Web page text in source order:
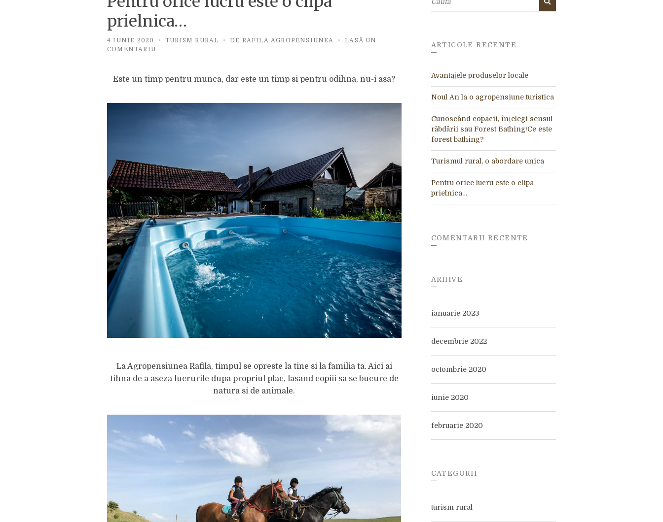
prielnica…
4 IUNIE 2020 TURISM RURAL DE RAFILA AGROPENSIUNEA
LASĂ UN
COMENTARIU
ESTE
CLIPA
Este un timp pentru munca, dar este un timp si pentru odihna, nu-i asa?
La Agropensiunea Rafila, timpul se opreste la tine si la familia ta. Aici ai
tihna de a aseza lucrurile dupa propriul plac, lasand copiii sa se bucure de
natura si de animale.
ARTICOLE RECENTE
Avantajele produselor locale
Noul An la o agropensiune turistica
Cunoscând copacii, înțelegi sensul
răbdării sau Forest Bathing/Ce este
forest bathing?
Turismul rural, o abordare unica
Pentru orice lucru este o clipa
prielnica…
COMENTARII RECENTE
ARHIVE
ianuarie 2023
decembrie 2022
octombrie 2020
iunie 2020
februarie 2020
CATEGORII
turism rural